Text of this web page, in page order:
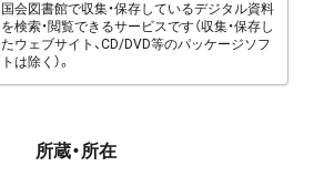
国会図書館で収集・保存しているデジタル資料
を検索・閲覧できるサービスです（収集・保存し
たウェブサイト、CD/DVD等のパッケージソフ
トは除く）。
所蔵・所在